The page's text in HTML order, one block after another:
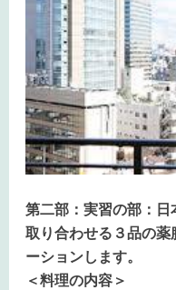
第二部：実習の部：日
取り合わせる３品の薬
ーションします。
＜料理の内容＞